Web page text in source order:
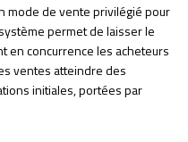
mode de vente privilégié pour
permet de laisser le
en concurrence les acheteurs
ventes atteindre des
initiales, portées par